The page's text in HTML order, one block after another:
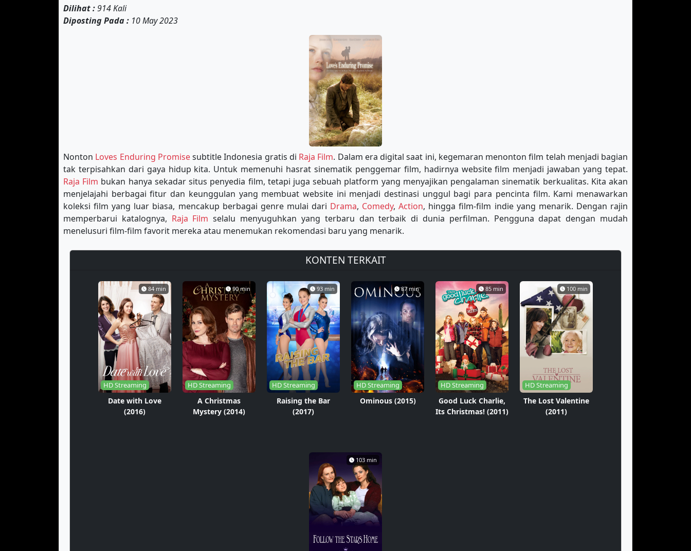
Dilihat :914 Kali
Diposting Pada : 10 May 2023
Nonton Loves Enduring Promisesubtitle Indonesia gratis di Raja Film. Dalam era digital saat ini, kegemaran menonton film telah menjadi bagian
tak terpisahkan dari gaya hidup kita. Untuk memenuhi hasrat sinematik penggemar film, hadirnya website film menjadi jawaban yang tepat.
Raja Film bukan hanya sekadar situs penyedia film, tetapi juga sebuah platform yang menyajikan pengalaman sinematik berkualitas. Kita akan
menjelajahi berbagai fitur dan keunggulan yang membuat website ini menjadi destinasi unggul bagi para pencinta film. Kami menawarkan
koleksi film yang luar biasa, mencakup berbagai genre mulai dari Drama, Comedy,Action, hingga film-film indie yang menarik. Dengan rajin
memperbarui katalognya, Raja Film selalu menyuguhkan yang terbaru dan terbaik di dunia perfilman. Pengguna dapat dengan mudah
menelusuri film-film favorit mereka atau menemukan rekomendasi baru yang menarik.
KONTEN TERKAIT
84 min
HD Streaming
Date with Love
(2016)
90 min
HD Streaming
A Christmas
Mystery (2014)
93 min
HD Streaming
Raising the Bar
(2017)
87 min
HD Streaming
Ominous (2015)
85 min
HD Streaming
Good Luck Charlie,
Its Christmas! (2011)
100 min
HD Streaming
The Lost Valentine
(2011)
103 min